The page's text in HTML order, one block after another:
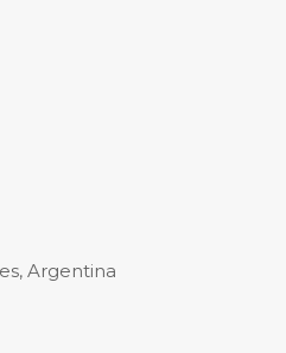
Argentina